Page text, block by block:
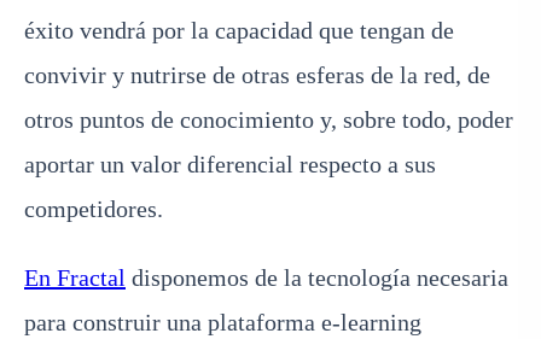
éxito vendrá por la capacidad que tengan de
convivir y nutrirse de otras esferas de la red, de
otros puntos de conocimiento y, sobre todo, poder
aportar un valor diferencial respecto a sus
competidores.
En Fractal disponemos de la tecnología necesaria
para construir una plataforma e-learning